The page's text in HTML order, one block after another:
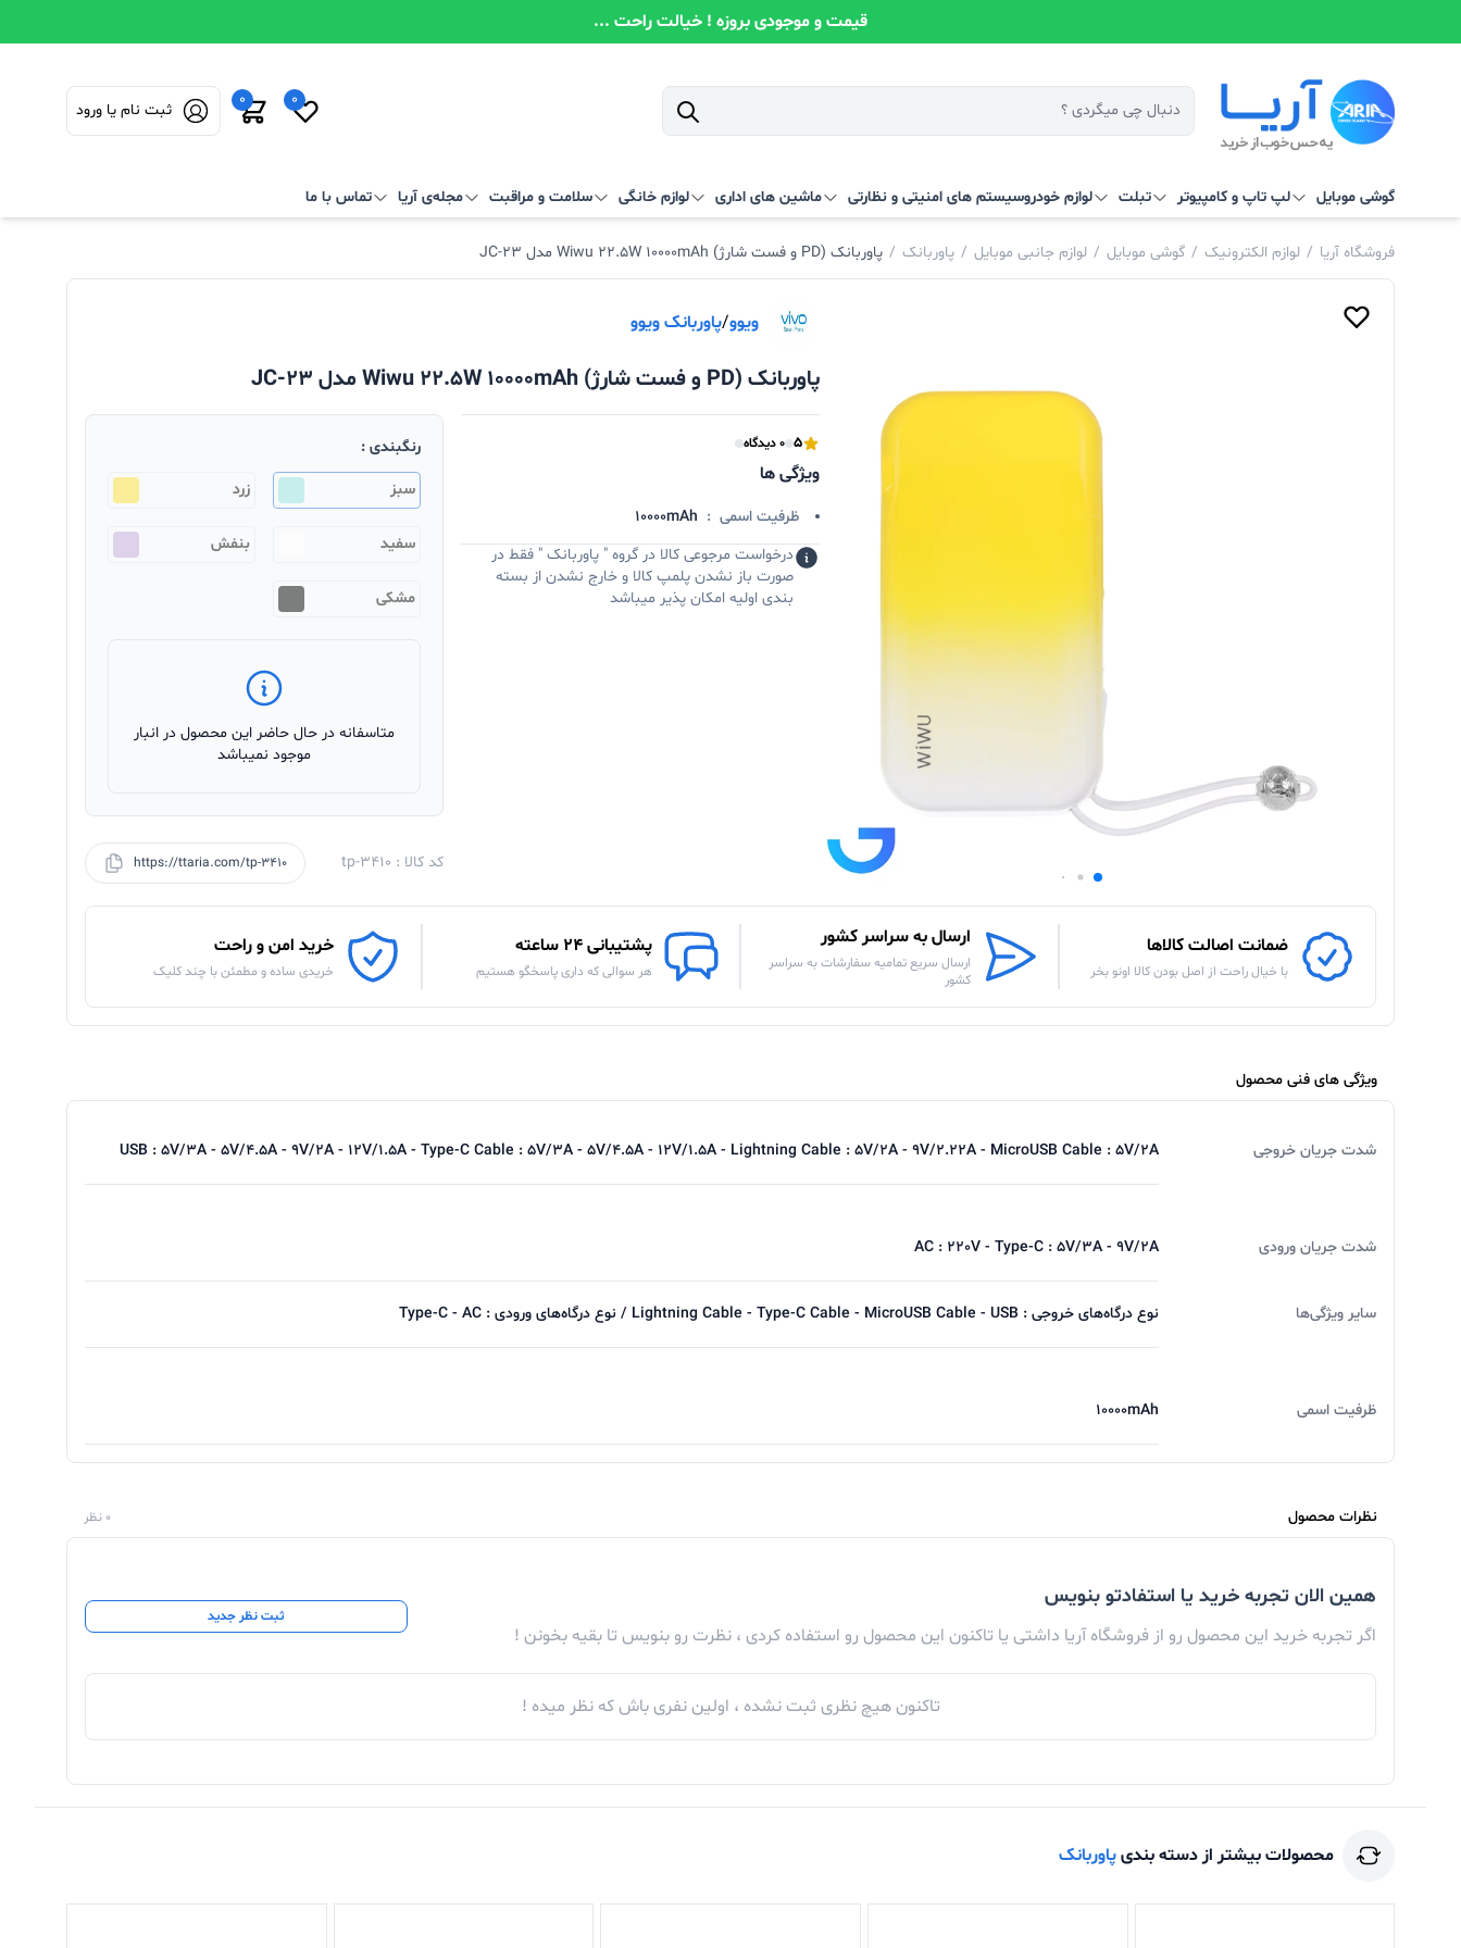
قیمت و موجودی بروزه ! خیالت راحت ...
0
0
ثبت نام یا ورود
گوشی موبایل لپ تاپ و کامپیوتر تبلت لوازم خودروسیستم‌ های امنیتی و نظارتی ماشین های اداری لوازم خانگی سلامت و مراقبت مجله‌ی آریا تماس با ما
فروشگاه آریا / لوازم الکترونیک / گوشی موبایل / لوازم جانبی موبایل / پاوربانک / پاوربانک (PD و فست شارژ) Wiwu 22.5W 10000mAh مدل JC-23
ویوو/پاوربانک ویوو
پاوربانک (PD و فست شارژ) Wiwu 22.5W 10000mAh مدل JC-23
5 0 دیدگاه
ویژگی ها
ظرفیت اسمی :
10000mAh
درخواست مرجوعی کالا در گروه " پاوربانک " فقط در
صورت باز نشدن پلمپ کالا و خارج نشدن از بسته
بندی اولیه امکان پذیر میباشد
رنگبندی :
سبز زرد
سفید بنفش
مشکی
متاسفانه در حال حاضر این محصول در انبار
موجود نمیباشد
کد کالا : tp-3410 https://ttaria.com/tp-3410
ضمانت اصالت کالاها
با خیال راحت از اصل بودن کالا اونو بخر
ارسال به سراسر کشور
ارسال سریع تمامیه سفارشات به سراسر
کشور
پشتیبانی 24 ساعته
هر سوالی که داری پاسخگو هستیم
خرید امن و راحت
خریدی ساده و مطمئن با چند کلیک
ویژگی های فنی محصول
شدت جریان خروجی USB : 5V/3A - 5V/4.5A - 9V/2A - 12V/1.5A - Type-C Cable : 5V/3A - 5V/4.5A - 12V/1.5A - Lightning Cable : 5V/2A - 9V/2.22A - MicroUSB Cable : 5V/2A
شدت جریان ورودی AC : 220V - Type-C : 5V/3A - 9V/2A
سایر ویژگی‌ها نوع درگاه‌های خروجی : Lightning Cable - Type-C Cable - MicroUSB Cable - USB / نوع درگاه‌های ورودی : Type-C - AC
ظرفیت اسمی 10000mAh
نظرات محصول 0 نظر
همین الان تجربه خرید یا استفادتو بنویس
اگر تجربه خرید این محصول رو از فروشگاه آریا داشتی یا تاکنون این محصول رو استفاده کردی ، نظرت رو بنویس تا بقیه بخونن !
ثبت نظر جدید
تاکنون هیچ نظری ثبت نشده ، اولین نفری باش که نظر میده !
محصولات بیشتر از دسته بندیپاوربانک